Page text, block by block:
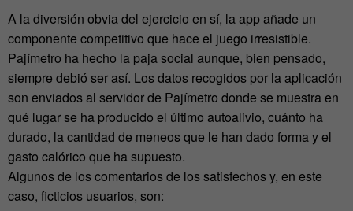
A la diversión obvia del ejercicio en sí, la app añade un
componente competitivo que hace el juego irresistible.
Pajímetro ha hecho la paja social aunque, bien pensado,
siempre debió ser así. Los datos recogidos por la aplicación
son enviados al servidor de Pajímetro donde se muestra en
qué lugar se ha producido el último autoalivio, cuánto ha
durado, la cantidad de meneos que le han dado forma y el
gasto calórico que ha supuesto.
Algunos de los comentarios de los satisfechos y, en este
caso, ficticios usuarios, son: